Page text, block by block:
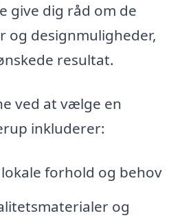
give dig råd om de
og designmuligheder,
resultat.
ved at vælge en
inkluderer:
forhold og behov
og